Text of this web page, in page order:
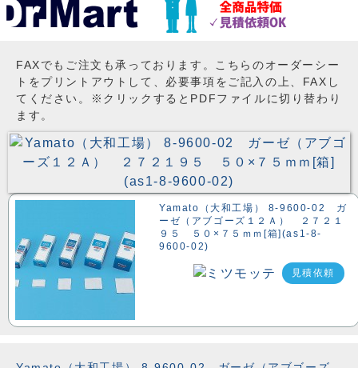
FAXでもご注文も承っております。こちらのオーダーシー
トをプリントアウトして、必要事項をご記入の上、FAXし
てください。※クリックするとPDFファイルに切り替わり
ます。
Yamato（大和工場） 8-9600-02 ガ
ーゼ（アブゴーズ１２Ａ） ２７２１
９５ ５０×７５ｍｍ[箱](as1-8-
9600-02)
見積依頼